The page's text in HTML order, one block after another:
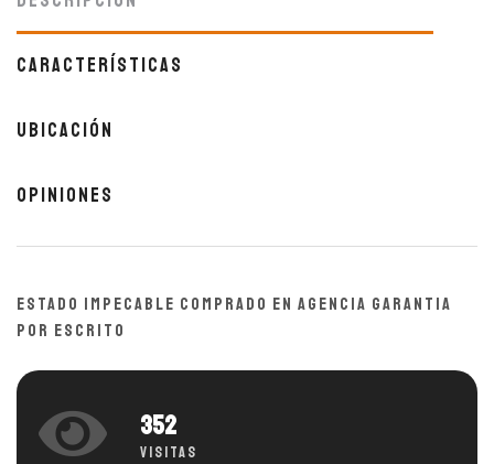
Características
Ubicación
Opiniones
ESTADO IMPECABLE COMPRADO EN AGENCIA GARANTIA
POR ESCRITO
352
Visitas